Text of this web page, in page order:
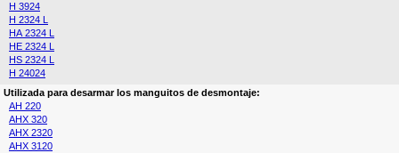
H 3924
H 2324 L
HA 2324 L
HE 2324 L
HS 2324 L
H 24024
Utilizada para desarmar los manguitos de desmontaje:
AH 220
AHX 320
AHX 2320
AHX 3120